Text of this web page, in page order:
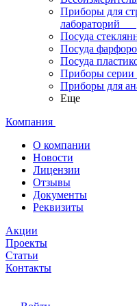
Приборы для
лабораторий
Посуда
Посуда
Посуда
Приборы серии
Приборы для
Еще
Компания
О компании
Новости
Лицензии
Отзывы
Документы
Реквизиты
Акции
Проекты
Статьи
Контакты